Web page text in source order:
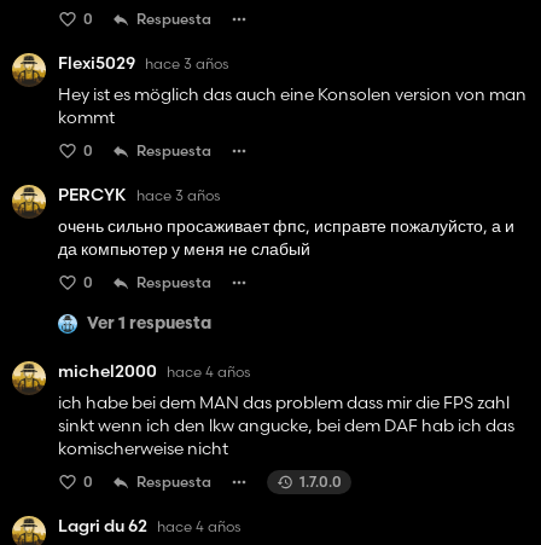
0 Respuesta
Flexi5029 hace 3 años
Hey ist es möglich das auch eine Konsolen version von man
kommt
0 Respuesta
PERCYK hace 3 años
очень сильно просаживает фпс, исправте пожалуйсто, а и
да компьютер у меня не слабый
0 Respuesta
Ver 1 respuesta
michel2000 hace 4 años
ich habe bei dem MAN das problem dass mir die FPS zahl
sinkt wenn ich den lkw angucke, bei dem DAF hab ich das
komischerweise nicht
0 Respuesta 1.7.0.0
Lagri du 62 hace 4 años